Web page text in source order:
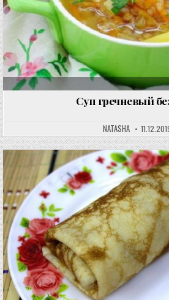
Суп гречневый
NATASHA